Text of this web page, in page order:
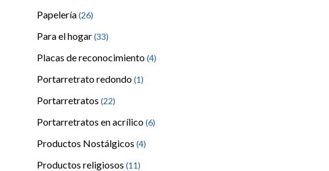
Papelería(26)
Para el hogar(33)
Placas de reconocimiento(4)
Portarretrato redondo(1)
Portarretratos (22)
Portarretratos en acrílico(6)
Productos Nostálgicos (4)
Productos religiosos (11)